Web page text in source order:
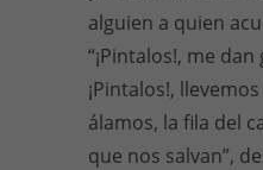
alguien a quien
“¡Pintalos!, me
¡Pintalos!,
álamos, la fila del
que nos salvan”,